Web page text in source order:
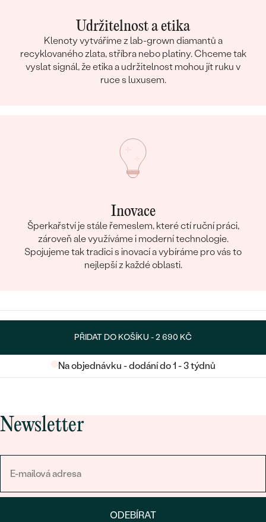
Udržitelnost a etika
Klenoty vytváříme z lab-grown diamantů a
recyklovaného zlata, stříbra nebo platiny. Chceme tak
vyslat signál, že etika a udržitelnost mohou jít ruku v
ruce s luxusem.
Inovace
Šperkařství je stále řemeslem, které ctí ruční práci,
zároveň ale využíváme i moderní technologie.
Spojujeme tak tradici s inovací a vybíráme pro vás to
nejlepší z každé oblasti.
PŘIDAT DO KOŠÍKU -2 690 KČ
Na objednávku - dodání do 1 - 3 týdnů
Newsletter
ODEBÍRAT